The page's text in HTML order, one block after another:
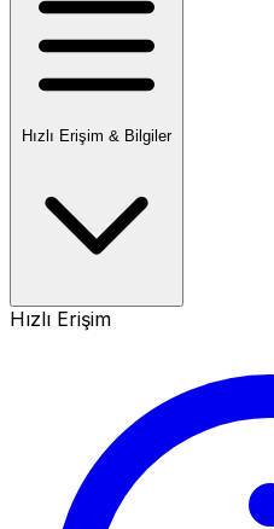
Hızlı Erişim & Bilgiler
Hızlı Erişim